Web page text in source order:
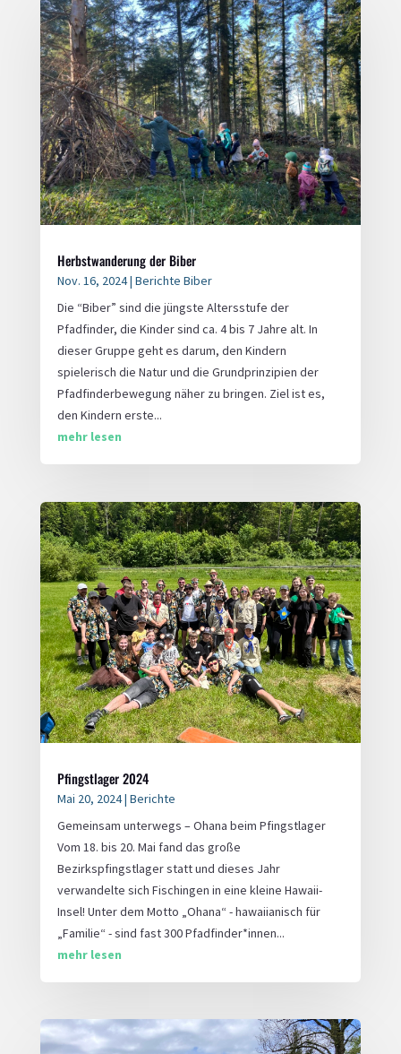
Herbstwanderung der Biber
Nov. 16, 2024| Berichte Biber
Die “Biber” sind die jüngste Altersstufe der
Pfadfinder, die Kinder sind ca. 4 bis 7 Jahre alt. In
dieser Gruppe geht es darum, den Kindern
spielerisch die Natur und die Grundprinzipien der
Pfadfinderbewegung näher zu bringen. Ziel ist es,
den Kindern erste...
mehr lesen
Pfingstlager 2024
Mai 20, 2024| Berichte
Gemeinsam unterwegs – Ohana beim Pfingstlager
Vom 18. bis 20. Mai fand das große
Bezirkspfingstlager statt und dieses Jahr
verwandelte sich Fischingen in eine kleine Hawaii-
Insel! Unter dem Motto „Ohana“ - hawaiianisch für
„Familie“ - sind fast 300 Pfadfinder*innen...
mehr lesen